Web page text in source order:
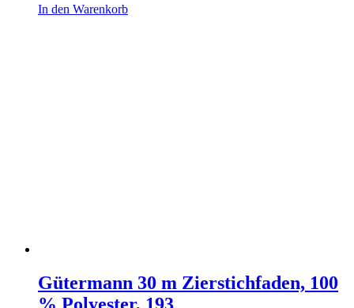
In den Warenkorb
Gütermann 30 m Zierstichfaden, 100